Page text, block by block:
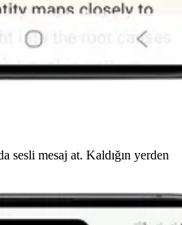
sesli mesaj at. Kaldığın yerden